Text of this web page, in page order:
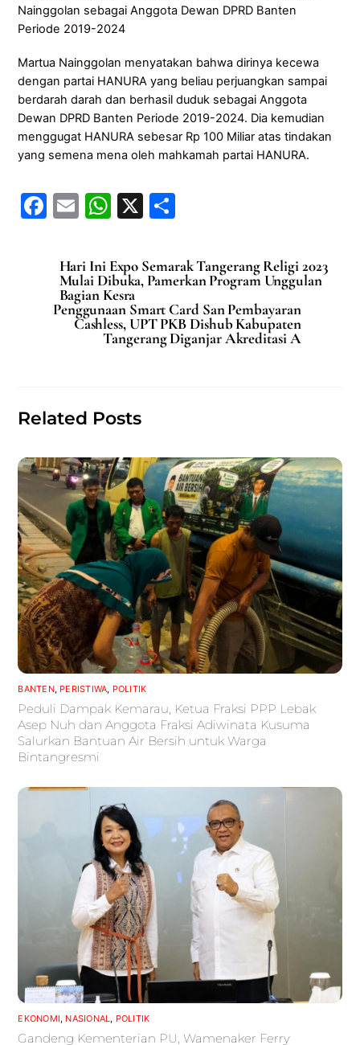
Nainggolan sebagai Anggota Dewan DPRD Banten
Periode 2019-2024
Martua Nainggolan menyatakan bahwa dirinya kecewa
dengan partai HANURA yang beliau perjuangkan sampai
berdarah darah dan berhasil duduk sebagai Anggota
Dewan DPRD Banten Periode 2019-2024. Dia kemudian
menggugat HANURA sebesar Rp 100 Miliar atas tindakan
yang semena mena oleh mahkamah partai HANURA.
F
c
e
b
E
ai
l
W
at
s
A
p
X
ar
e
Hari Ini Expo Semarak Tangerang Religi 2023
Mulai Dibuka, Pamerkan Program Unggulan
Bagian Kesra
Penggunaan Smart Card San Pembayaran
Cashless, UPT PKB Dishub Kabupaten
Tangerang Diganjar Akreditasi A
Related Posts
BANTEN, PERISTIWA, POLITIK
Peduli Dampak Kemarau, Ketua Fraksi PPP Lebak
Asep Nuh dan Anggota Fraksi Adiwinata Kusuma
Salurkan Bantuan Air Bersih untuk Warga
Bintangresmi
EKONOMI, NASIONAL, POLITIK
Gandeng Kementerian PU, Wamenaker Ferry